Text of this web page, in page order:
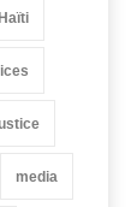
Haïti
media